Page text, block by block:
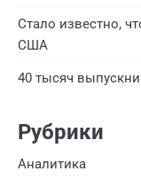
Стало известно,
США
40 тысяч
Рубрики
Аналитика